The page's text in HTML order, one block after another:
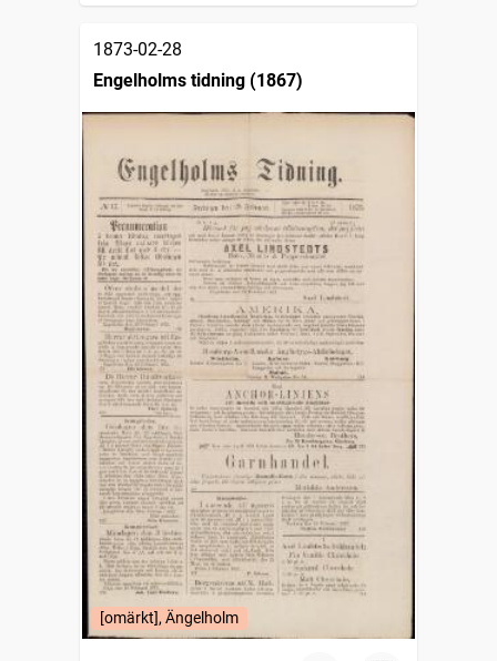
1873-02-28
Engelholms tidning (1867)
[omärkt], Ängelholm